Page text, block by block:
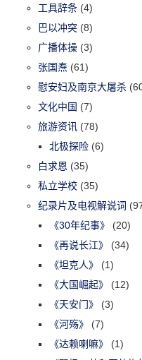
工具辞条 (4)
巴以冲突 (8)
广播体操 (3)
张国焘 (61)
慰安妇及南京大屠杀
文化中国 (7)
旅游资讯 (78)
北极探险 (6)
白求恩 (35)
私立学校 (35)
纪录片及电视解说词
《30年纪事》
(20)
《再说长江》
(34)
《坦克人》
(1)
《大国崛起》
(12)
《天安门》
(3)
《河殇》
(7)
《达赖喇嘛》
(1)